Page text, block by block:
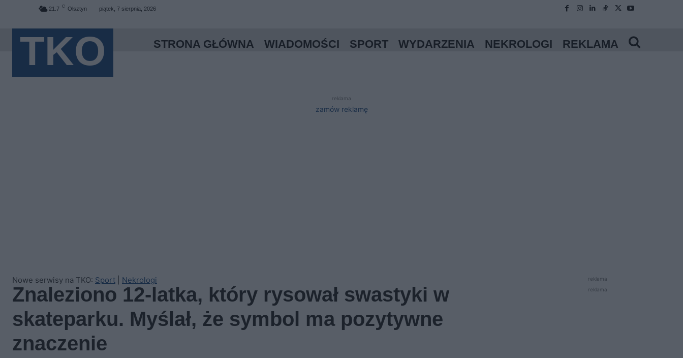
21.7 C Olsztyn piątek, 7 sierpnia, 2026
TKO STRONA GŁÓWNA WIADOMOŚCI SPORT WYDARZENIA NEKROLOGI REKLAMA
reklama
zamów reklamę
Nowe serwisy na TKO: Sport Nekrologi
Znaleziono 12-latka, który rysował swastyki w
skateparku. Myślał, że symbol ma pozytywne
znaczenie
reklama
reklama